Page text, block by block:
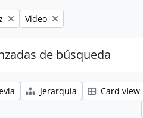
Remove filter:
Video
de búsqueda
Jerarquía Card view